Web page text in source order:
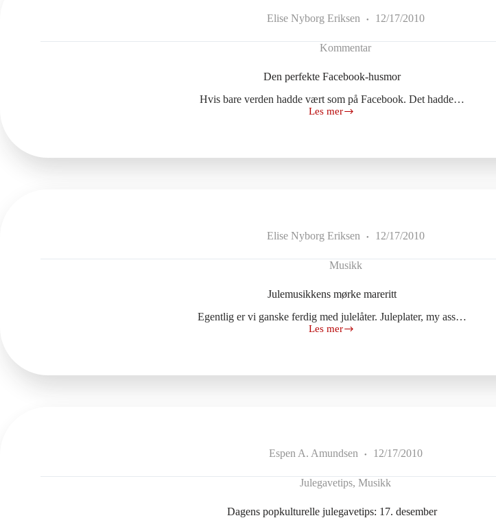
Elise Nyborg Eriksen 12/17/2010
Kommentar
Den perfekte Facebook-husmor
Hvis bare verden hadde vært som på Facebook. Det hadde…
Les mer
Den
Elise Nyborg Eriksen 12/17/2010
Musikk
Julemusikkens mørke mareritt
Egentlig er vi ganske ferdig med julelåter. Juleplater, my ass…
Les mer
Julemusikkens
Espen A. Amundsen 12/17/2010
Julegavetips,Musikk
Dagens popkulturelle julegavetips: 17. desember